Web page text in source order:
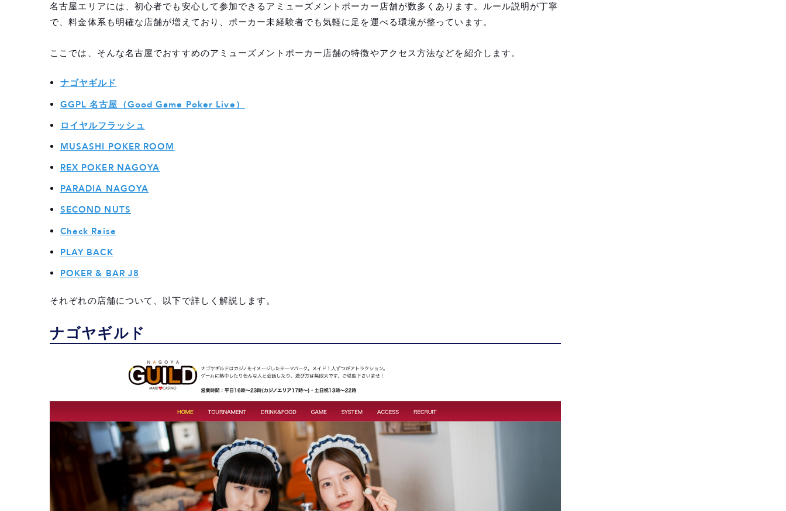
ロイヤルフラッシュ
Check Raise
PLAY BACK
POKER & BAR J8
初心者でも安心できるアミューズメントカジノの選び方
利用者の口コミや評判を事前にチェックしておく
アミューズメントカジノで遊ぶ際の注意点
本場のカジノを体験するなら、韓国カジノが近くておすすめ！
韓国のカジノって怖くない？初心者でも安心して楽しめる理由
日本語が話せるスタッフが在籍している店舗が多い
カジュアルな服装でも入場できる
セキュリティが厳しく常に場内の安全性が保たれている
おすすめ韓国カジノは『インスパイアカジノ』
ゲームルールや言葉の不安もその場で解決できる
名古屋エリアには、初心者でも安心して参加できるアミューズメントポーカー店舗が数多くあります。ルール説明が丁寧
で、料金体系も明確な店舗が増えており、ポーカー未経験者でも気軽に足を運べる環境が整っています。
ここでは、そんな名古屋でおすすめのアミューズメントポーカー店舗の特徴やアクセス方法などを紹介します。
ナゴヤギルド
GGPL 名古屋（Good Game Poker Live）
ロイヤルフラッシュ
MUSASHI POKER ROOM
REX POKER NAGOYA
PARADIA NAGOYA
SECOND NUTS
Check Raise
PLAY BACK
POKER & BAR J8
それぞれの店舗について、以下で詳しく解説します。
ナゴヤギルド